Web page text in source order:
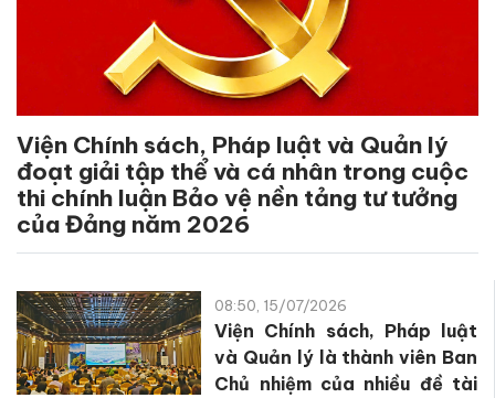
Viện Chính sách, Pháp luật và Quản lý
đoạt giải tập thể và cá nhân trong cuộc
thi chính luận Bảo vệ nền tảng tư tưởng
của Đảng năm 2026
08:50, 15/07/2026
Viện Chính sách, Pháp luật
và Quản lý là thành viên Ban
Chủ nhiệm của nhiều đề tài